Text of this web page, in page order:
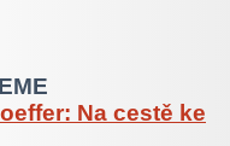
Na cestě ke